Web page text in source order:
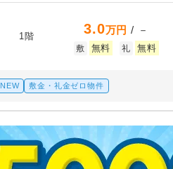
1階 3.0万円 / －
敷 無料 礼 無料
NEW 敷金・礼金ゼロ物件